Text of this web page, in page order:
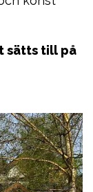
sätts till på